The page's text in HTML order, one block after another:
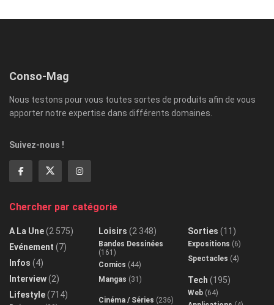
Conso-Mag
Nous testons pour vous toutes sortes de produits afin de vous
apporter notre expertise dans différents domaines.
Suivez-nous !
Chercher par catégorie
A La Une(2 575)
Evénement (7)
Infos (4)
Interview(2)
Lifestyle(714)
Loisirs (2 348)
Bandes Dessinées
(161)
Comics (44)
Mangas (31)
Cinéma / Séries (236)
Sorties (11)
Expositions (6)
Spectacles (4)
Tech (195)
Web (64)